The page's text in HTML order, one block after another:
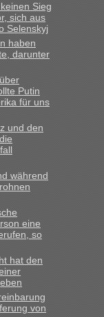
5 Uhr in der
zur Grenze. Nur
An welchem
der Ukraine
Richtung Polen
ging dann
waren“
• Re: An
Polen und
ausgereist,
15 Fahrzeuge
nach ca 20
An welchem
der Ukraine
Sieg
sich aus
Selenskyj
haben
darunter
Putin
für uns
und den
während
eine
so
hat den
von